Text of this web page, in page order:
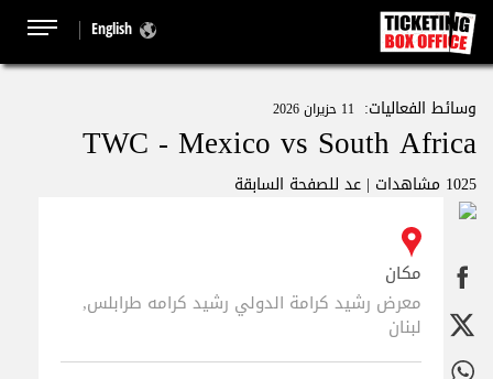
English
وسائط الفعاليات:
TWC - Mexico vs South Africa
1025 مشاهدات | عد للصفحة السابقة
مكان
معرض رشيد كرامة الدولي رشيد كرامه طرابلس,
لبنان